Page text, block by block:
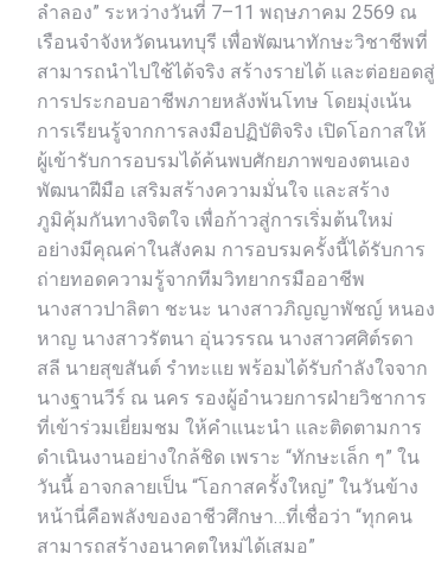
ลำลอง” ระหว่างวันที่ 7–11 พฤษภาคม 2569 ณ
เรือนจำจังหวัดนนทบุรี เพื่อพัฒนาทักษะวิชาชีพที่
สามารถนำไปใช้ได้จริง สร้างรายได้ และต่อยอดสู่
การประกอบอาชีพภายหลังพ้นโทษ โดยมุ่งเน้น
การเรียนรู้จากการลงมือปฏิบัติจริง เปิดโอกาสให้
ผู้เข้ารับการอบรมได้ค้นพบศักยภาพของตนเอง
พัฒนาฝีมือ เสริมสร้างความมั่นใจ และสร้าง
ภูมิคุ้มกันทางจิตใจ เพื่อก้าวสู่การเริ่มต้นใหม่
อย่างมีคุณค่าในสังคม การอบรมครั้งนี้ได้รับการ
ถ่ายทอดความรู้จากทีมวิทยากรมืออาชีพ
นางสาวปาลิตา ชะนะ นางสาวภิญญาพัชญ์ หนอง
หาญ นางสาวรัตนา อุ่นวรรณ นางสาวศศิต์รดา
สลี นายสุขสันต์ รำทะแย พร้อมได้รับกำลังใจจาก
นางฐานวีร์ ณ นคร รองผู้อำนวยการฝ่ายวิชาการ
ที่เข้าร่วมเยี่ยมชม ให้คำแนะนำ และติดตามการ
ดำเนินงานอย่างใกล้ชิด เพราะ “ทักษะเล็ก ๆ” ใน
วันนี้ อาจกลายเป็น “โอกาสครั้งใหญ่” ในวันข้าง
หน้านี่คือพลังของอาชีวศึกษา…ที่เชื่อว่า “ทุกคน
สามารถสร้างอนาคตใหม่ได้เสมอ”